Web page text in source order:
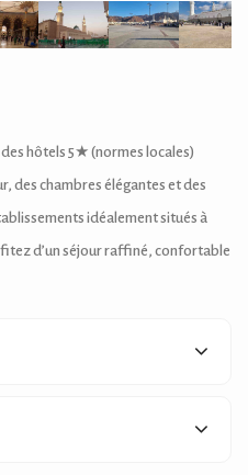
hôtels 5★ (normes locales)
des chambres élégantes et des
idéalement situés à
d’un séjour raffiné, confortable